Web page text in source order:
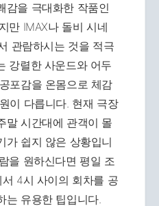
감을 극대화한 작품인
만 IMAX나 돌비 시네
관람하시는 것을 적극
강렬한 사운드와 어두
포감을 온몸으로 체감
이 다릅니다. 현재 극장
말 시간대에 관객이 몰
가 쉽지 않은 상황입니
을 원하신다면 평일 조
4시 사이의 회차를 공
는 유용한 팁입니다.